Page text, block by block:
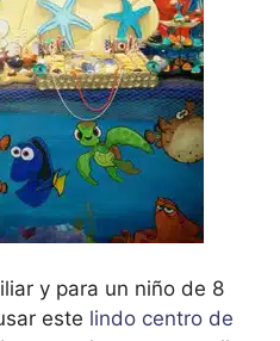
y para un niño de 8
este lindo centro de